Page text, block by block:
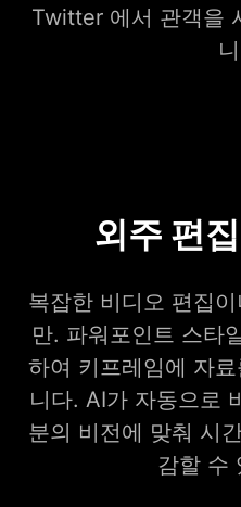
Twitter 에서 관객을
외주 편
복잡한 비디오 편집
만. 파워포인트 스타
하여 키프레임에 자
니다. AI가 자동으로
분의 비전에 맞춰 시
감할 수